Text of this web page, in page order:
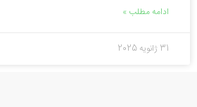
ادامه مطلب »
31 ژانویه 2025